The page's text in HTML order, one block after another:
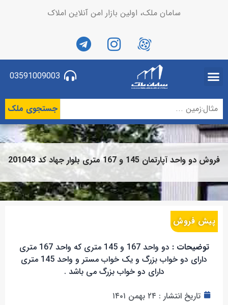
سامان ملک، اولین بازار امن آنلاین املاک
03591009003
جستجوی ملک
فروش دو واحد آپارتمان 145 و 167 متری بلوار جهاد کد 201043
پیش فروش
توضیحات :
دو واحد 167 و 145 متری که واحد 167 متری
دارای دو خواب بزرگ و یک خواب مستر و واحد 145 متری
دارای دو خواب بزرگ می باشد .
تاریخ انتشار : ۲۴ بهمن ۱۴۰۱